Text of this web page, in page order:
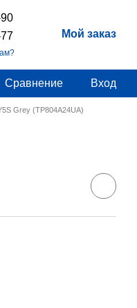
Мой заказ
Сравнение Вход
Grey (TP804A24UA)